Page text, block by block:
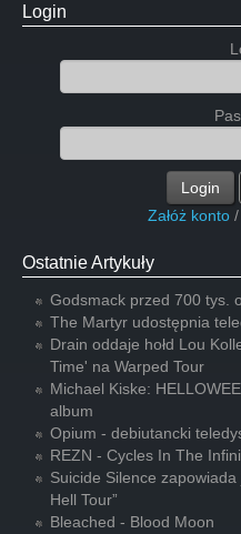
Login
Login
Załóż konto /
Ostatnie Artykuły
Godsmack przed 700 tys.
The Martyr udostępnia
Drain oddaje hołd Lou
Time' na Warped Tour
Michael Kiske:
album
Opium - debiutancki
REZN - Cycles In The
Suicide Silence
Hell Tour”
Bleached - Blood Moon